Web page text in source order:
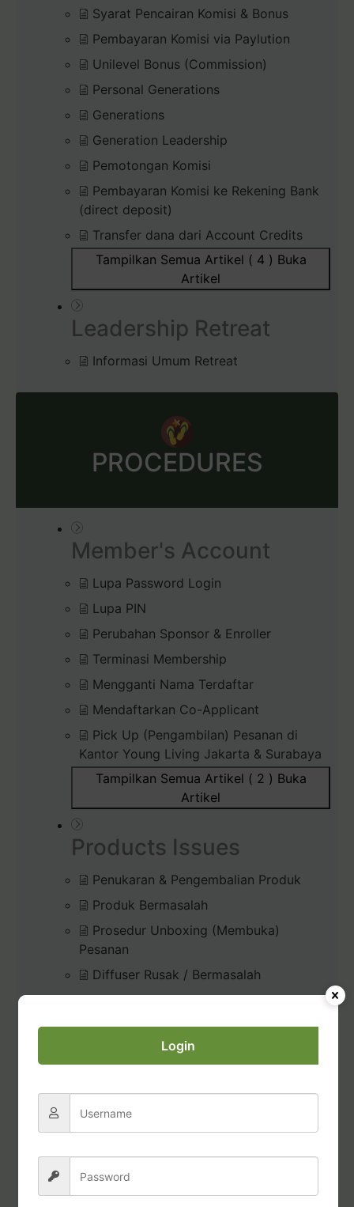
Syarat Pencairan Komisi & Bonus
Pembayaran Komisi via Paylution
Unilevel Bonus (Commission)
Personal Generations
Generations
Generation Leadership
Pemotongan Komisi
Pembayaran Komisi ke Rekening Bank
(direct deposit)
Transfer dana dari Account Credits
Tampilkan Semua Artikel ( 4 ) Buka
Artikel
Leadership Retreat
Informasi Umum Retreat
PROCEDURES
Member's Account
Lupa Password Login
Lupa PIN
Perubahan Sponsor & Enroller
Terminasi Membership
Mengganti Nama Terdaftar
Mendaftarkan Co-Applicant
Pick Up (Pengambilan) Pesanan di
Kantor Young Living Jakarta & Surabaya
Tampilkan Semua Artikel ( 2 ) Buka
Artikel
Products Issues
Penukaran & Pengembalian Produk
Produk Bermasalah
Prosedur Unboxing (Membuka)
Pesanan
Diffuser Rusak / Bermasalah
Commissions & Tax
Pembayaran Bonus Komisi
Transfer dana dari Account Credits
Conduct & Report
Hadiah Starter Kit (bundle kit)
Login